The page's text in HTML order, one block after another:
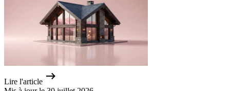
Lire l'article